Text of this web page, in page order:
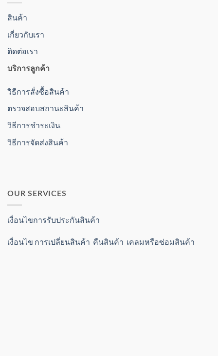
สินค้า
เกี่ยวกับเรา
ติดต่อเรา
บริการลูกค้า
วิธีการสั่งซื้อสินค้า
ตรวจสอบสถานะสินค้า
วิธีการชำระเงิน
วิธีการจัดส่งสินค้า
OUR SERVICES
เงื่อนไขการรับประกันสินค้า
เงื่อนไข การเปลี่ยนสินค้า คืนสินค้า เคลมหรือซ่อมสินค้า